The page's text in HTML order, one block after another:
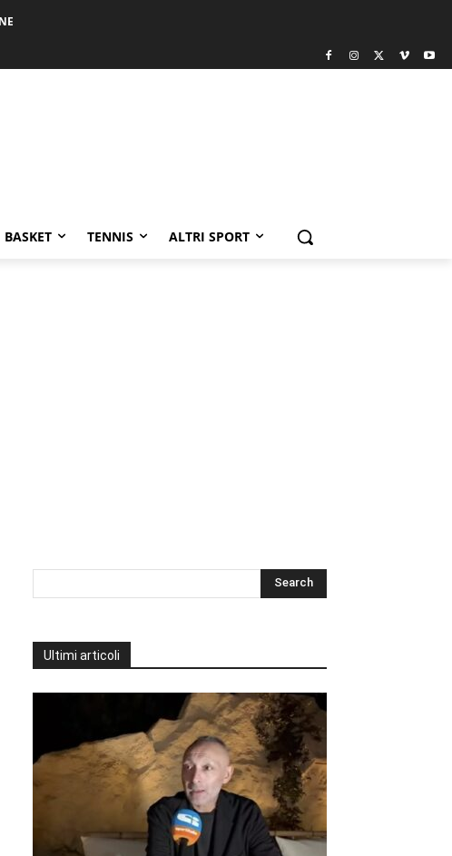
BASKET TENNIS ALTRI SPORT
Ultimi articoli